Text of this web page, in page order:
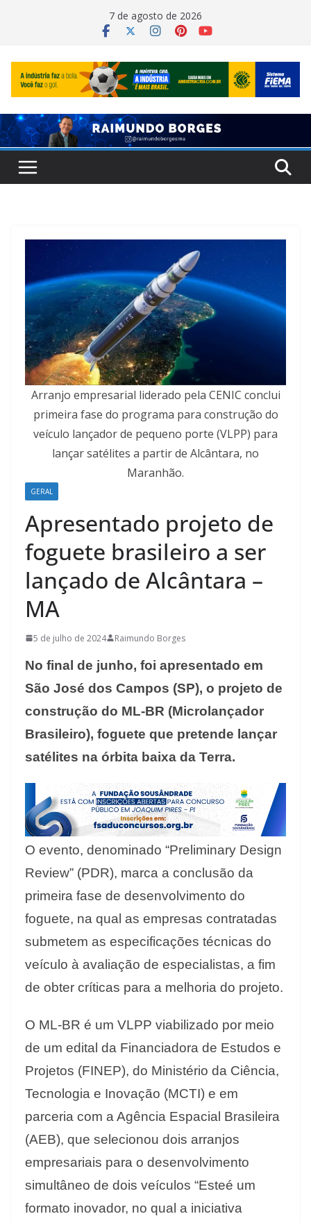
7 de agosto de 2026
Arranjo empresarial liderado pela CENIC conclui
primeira fase do programa para construção do
veículo lançador de pequeno porte (VLPP) para
lançar satélites a partir de Alcântara, no
Maranhão.
GERAL
Apresentado projeto de
foguete brasileiro a ser
lançado de Alcântara –
MA
5 de julho de 2024 Raimundo Borges
No final de junho, foi apresentado em
São José dos Campos (SP), o projeto de
construção do ML-BR (Microlançador
Brasileiro), foguete que pretende lançar
satélites na órbita baixa da Terra.
O evento, denominado “Preliminary Design
Review” (PDR), marca a conclusão da
primeira fase de desenvolvimento do
foguete, na qual as empresas contratadas
submetem as especificações técnicas do
veículo à avaliação de especialistas, a fim
de obter críticas para a melhoria do projeto.
O ML-BR é um VLPP viabilizado por meio
de um edital da Financiadora de Estudos e
Projetos (FINEP), do Ministério da Ciência,
Tecnologia e Inovação (MCTI) e em
parceria com a Agência Espacial Brasileira
(AEB), que selecionou dois arranjos
empresariais para o desenvolvimento
simultâneo de dois veículos “Esteé um
formato inovador, no qual a iniciativa